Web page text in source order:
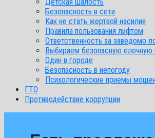
Безопасность в сети
Как не стать жертвой насилия
Правила пользования лифтом
Ответственность за заведомо
Выбираем безопасную елочную
Один в городе
Безопасность в непогоду
Психологические приемы
ГТО
Противодействие коррупции